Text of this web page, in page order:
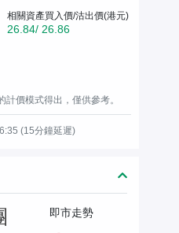
相關資產買入價/沽出價(港元)
26.84/ 26.86
價模式得出，僅供參考。
(15分鐘延遲)
即市走勢